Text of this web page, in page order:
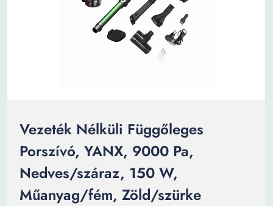
Vezeték Nélküli Függőleges
Porszívó, YANX, 9000 Pa,
Nedves/száraz, 150 W,
Műanyag/fém, Zöld/szürke